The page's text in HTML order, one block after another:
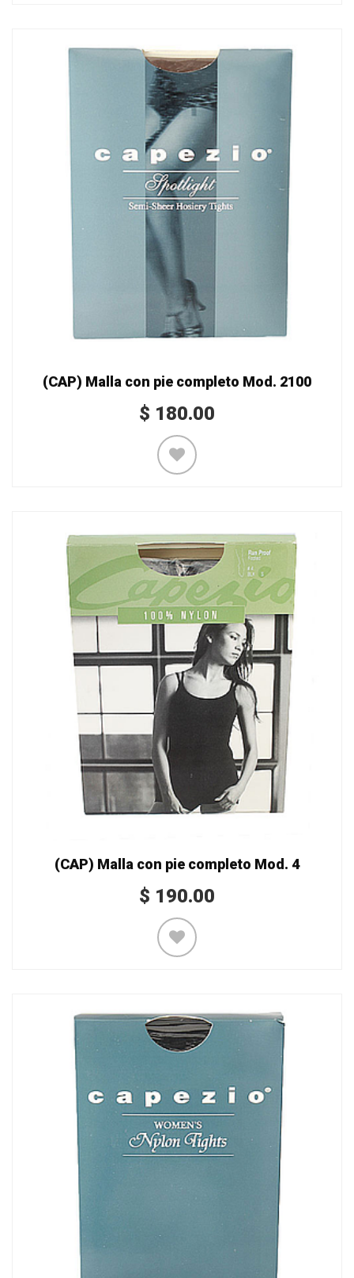
(CAP) Malla con pie completo Mod. 2100
$ 180.00
(CAP) Malla con pie completo Mod. 4
$ 190.00